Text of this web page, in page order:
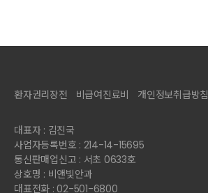
환자권리장전 비급여진료비 개인정보취급방침
대표자 : 김진국
사업자등록번호 : 214-14-15695
통신판매업신고 : 서초 0633호
상호명 : 비앤빛안과
대표전화 : 02-501-6800